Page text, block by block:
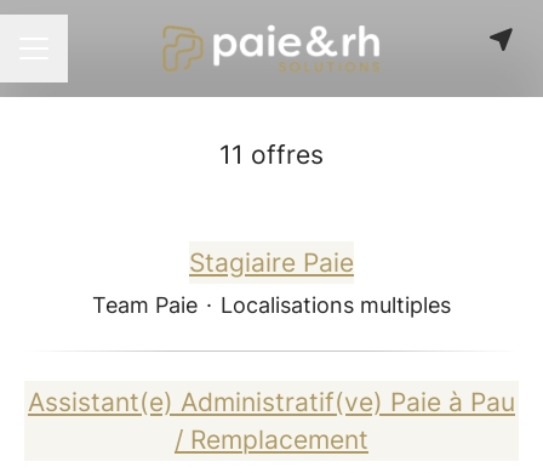
11 offres
Stagiaire Paie
Team Paie · Localisations multiples
Assistant(e) Administratif(ve) Paie à Pau
/ Remplacement